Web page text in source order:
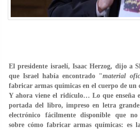
El presidente israelí, Isaac Herzog, dijo a
que Israel había encontrado "material
fabricar armas químicas en el cuerpo de un
Y ahora viene el ridículo… Lo que enseña
portada del libro, impreso en letra
electrónico fácilmente disponible que no
sobre cómo fabricar armas químicas: es